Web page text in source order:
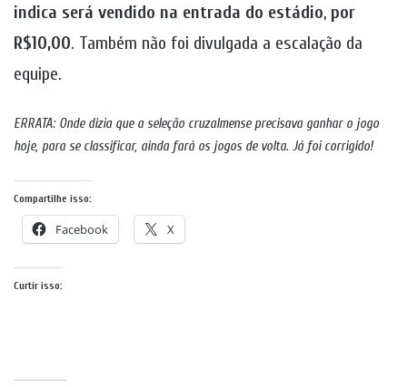
indica será vendido na entrada do estádio, por
R$10,00. Também não foi divulgada a escalação da
equipe.
ERRATA: Onde dizia que a seleção cruzalmense precisava ganhar o jogo
hoje, para se classificar, ainda fará os jogos de volta. Já foi corrigido!
Compartilhe isso:
Facebook X
Curtir isso: